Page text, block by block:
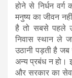
होने से निर्धन
मनुष्य का जीवन
है तो सबसे पहले
निवास स्थान ले
उठानी पड़ती है जब
अन्य प्रबंध न हो।
और सरकार का